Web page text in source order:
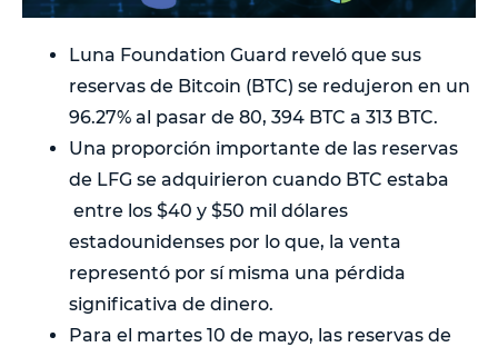
Luna Foundation Guard reveló que sus
reservas de Bitcoin (BTC) se redujeron en un
96.27% al pasar de 80, 394 BTC a 313 BTC.
Una proporción importante de las reservas
de LFG se adquirieron cuando BTC estaba
entre los $40 y $50 mil dólares
estadounidenses por lo que, la venta
representó por sí misma una pérdida
significativa de dinero.
Para el martes 10 de mayo, las reservas de